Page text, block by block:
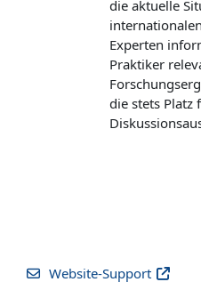
die aktuelle
Experten
Praktiker
die stets Platz
Website-Support